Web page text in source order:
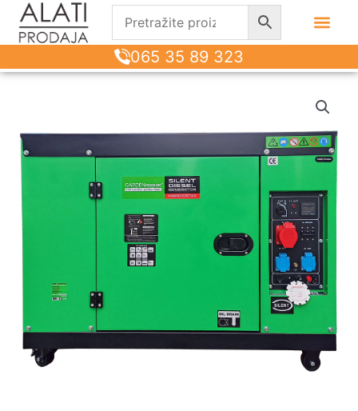
065 35 89 323